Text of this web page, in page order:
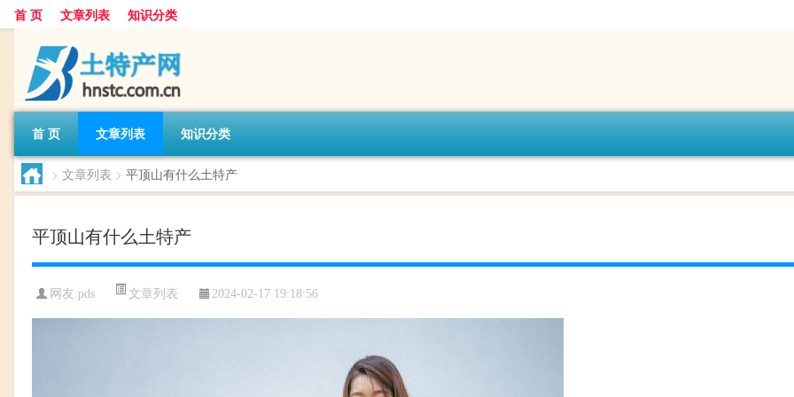
首 页 文章列表 知识分类
首 页 文章列表 知识分类
> 文章列表 > 平顶山有什么土特产
平顶山有什么土特产
网友:pds 文章列表 2024-02-17 19:18:56